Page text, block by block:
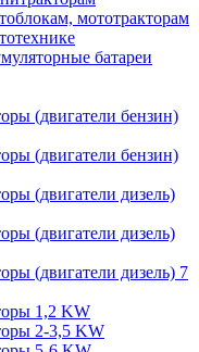
мототракторам
батареи
(двигатели бензин)
(двигатели бензин)
(двигатели дизель)
(двигатели дизель)
(двигатели дизель) 7
1,2 KW
2-3,5 KW